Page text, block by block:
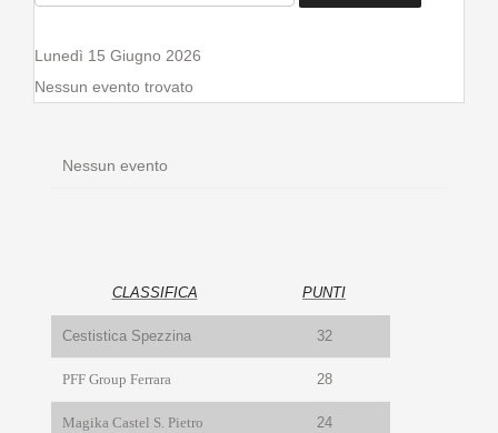
Lunedì 15 Giugno 2026
Nessun evento trovato
Nessun evento
CLASSIFICA PUNTI
Cestistica Spezzina 32
PFF Group Ferrara 28
Magika Castel S. Pietro 24